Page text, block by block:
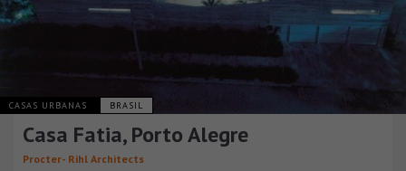
CASAS URBANAS BRASIL
Casa Fatia, Porto Alegre
Procter- Rihl Architects